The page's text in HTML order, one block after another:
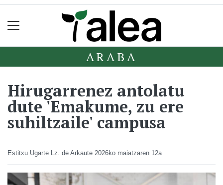
ARABA
Hirugarrenez antolatu
dute 'Emakume, zu ere
suhiltzaile' campusa
Estitxu Ugarte Lz. de Arkaute 2026ko maiatzaren 12a